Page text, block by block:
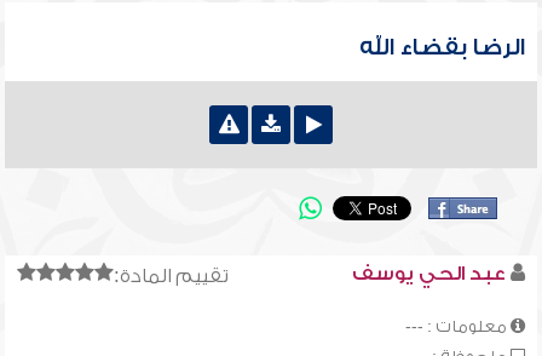
الرضا بقضاء الله
تقييم المادة: عبد الحي يوسف
معلومات : ---